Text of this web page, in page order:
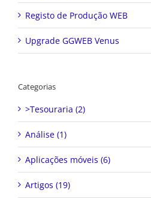
Registo de Produção WEB
Upgrade GGWEB Venus
Categorias
>Tesouraria (2)
Análise (1)
Aplicações móveis (6)
Artigos (19)